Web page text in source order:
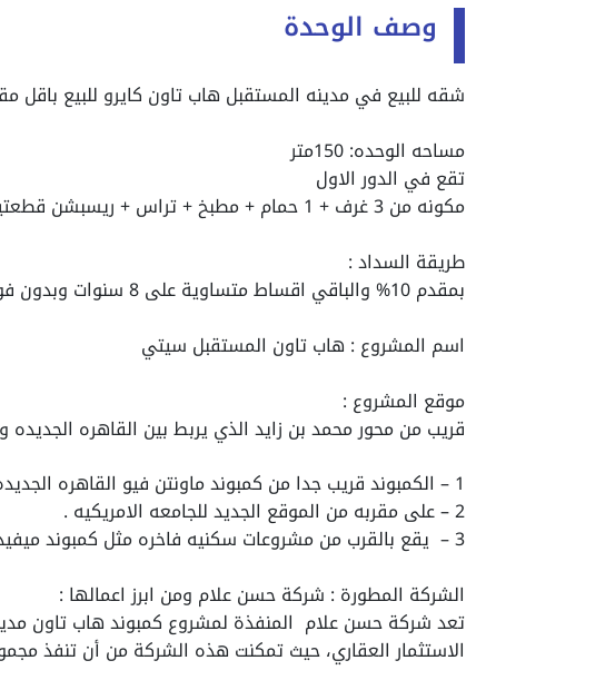
وصف الوحدة
شقه للبيع في مدينه المستقبل هاب تاون كايرو للبيع باقل
مساحه الوحده: 150متر
تقع في الدور الاول
مكونه من 3 غرف + 1 حمام + مطبخ + تراس + ريسبشن قطعتين
طريقة السداد :
بمقدم 10% والباقي اقساط متساوية على 8 سنوات وبدون فوائد
اسم المشروع : هاب تاون المستقبل سيتي
موقع المشروع :
قريب من محور محمد بن زايد الذي يربط بين القاهره الجديده
1 – الكمبوند قريب جدا من كمبوند ماونتن فيو القاهره الجديده الشهير .
2 – على مقربه من الموقع الجديد للجامعه الامريكيه .
3 – يقع بالقرب من مشروعات سكنيه فاخره مثل كمبوند ميفيدا و هايد بارك و مكسيم .
الشركة المطورة : شركة حسن علام ومن ابرز اعمالها :
تعد شركة حسن علام المنفذة لمشروع كمبوند هاب تاون
الاستثمار العقاري، حيث تمكنت هذه الشركة من أن تنفذ